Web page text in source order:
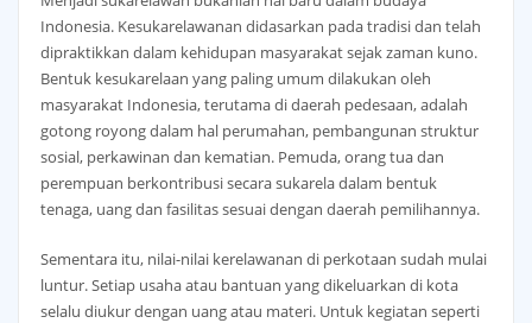
Indonesia. Kesukarelawanan didasarkan pada tradisi dan telah
dipraktikkan dalam kehidupan masyarakat sejak zaman kuno.
Bentuk kesukarelaan yang paling umum dilakukan oleh
masyarakat Indonesia, terutama di daerah pedesaan, adalah
gotong royong dalam hal perumahan, pembangunan struktur
sosial, perkawinan dan kematian. Pemuda, orang tua dan
perempuan berkontribusi secara sukarela dalam bentuk
tenaga, uang dan fasilitas sesuai dengan daerah pemilihannya.
Sementara itu, nilai-nilai kerelawanan di perkotaan sudah mulai
luntur. Setiap usaha atau bantuan yang dikeluarkan di kota
selalu diukur dengan uang atau materi. Untuk kegiatan seperti